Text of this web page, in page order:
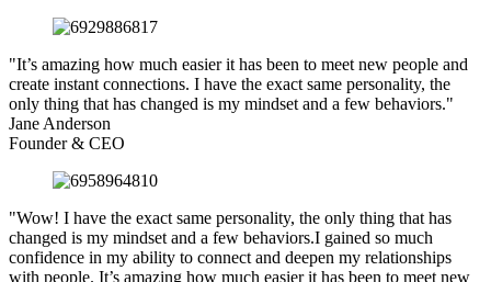
"It’s amazing how much easier it has been to meet new people and
create instant connections. I have the exact same personality, the
only thing that has changed is my mindset and a few behaviors."
Jane Anderson
Founder & CEO
"Wow! I have the exact same personality, the only thing that has
changed is my mindset and a few behaviors.I gained so much
confidence in my ability to connect and deepen my relationships
with people. It’s amazing how much easier it has been to meet new